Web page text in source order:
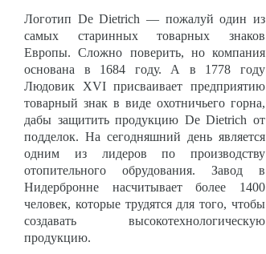
Логотип De Dietrich — пожалуй один из
самых старинных товарных знаков
Европы. Сложно поверить, но компания
основана в 1684 году. А в 1778 году
Людовик XVI присваивает предприятию
товарный знак в виде охотничьего горна,
дабы защитить продукцию De Dietrich от
подделок. На сегодняшний день является
одним из лидеров по производству
отопительного обрудования. Завод в
Нидербронне насчитывает более 1400
человек, которые трудятся для того, чтобы
создавать высокотехнологическую
продукцию.